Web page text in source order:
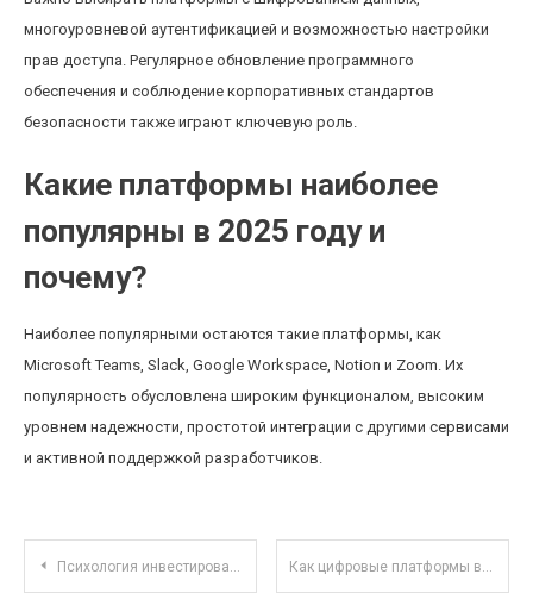
многоуровневой аутентификацией и возможностью настройки
прав доступа. Регулярное обновление программного
обеспечения и соблюдение корпоративных стандартов
безопасности также играют ключевую роль.
Какие платформы наиболее
популярны в 2025 году и
почему?
Наиболее популярными остаются такие платформы, как
Microsoft Teams, Slack, Google Workspace, Notion и Zoom. Их
популярность обусловлена широким функционалом, высоким
уровнем надежности, простотой интеграции с другими сервисами
и активной поддержкой разработчиков.
Навигация по записям
Психология инвестирования: как избегать эмоциональных ошибок начинающих инвесторов Как цифровые платформы влияют на налоговую отчетность малых бизнесов в 2025 году